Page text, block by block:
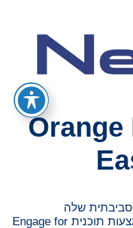
Orange
שלה
עם יצירת מעורבות של עובדיה באמצעות תוכנית Engage for